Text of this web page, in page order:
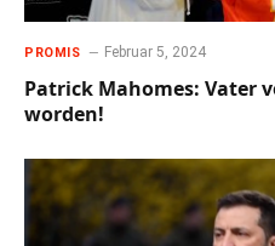
PROMIS Februar 5, 2024
Patrick Mahomes: Vater
worden!